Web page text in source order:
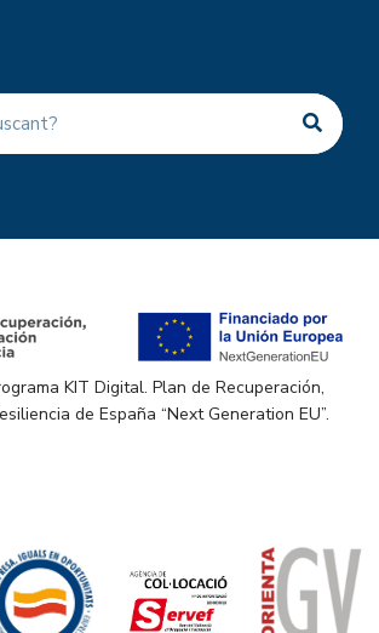
KIT Digital. Plan de Recuperación,
de España “Next Generation EU”.